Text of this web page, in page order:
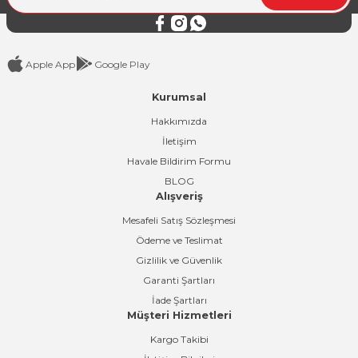
Apple App Google Play
Kurumsal
Hakkımızda
İletişim
Havale Bildirim Formu
BLOG
Alışveriş
Mesafeli Satış Sözleşmesi
Ödeme ve Teslimat
Gizlilik ve Güvenlik
Garanti Şartları
İade Şartları
Müşteri Hizmetleri
Kargo Takibi